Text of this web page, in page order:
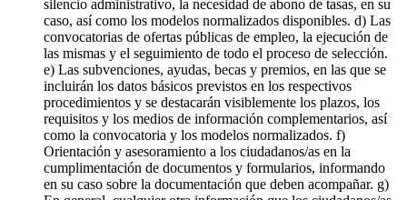
silencio administrativo, la necesidad de abono de tasas, en su
caso, así como los modelos normalizados disponibles. d) Las
convocatorias de ofertas públicas de empleo, la ejecución de
las mismas y el seguimiento de todo el proceso de selección.
e) Las subvenciones, ayudas, becas y premios, en las que se
incluirán los datos básicos previstos en los respectivos
procedimientos y se destacarán visiblemente los plazos, los
requisitos y los medios de información complementarios, así
como la convocatoria y los modelos normalizados. f)
Orientación y asesoramiento a los ciudadanos/as en la
cumplimentación de documentos y formularios, informando
en su caso sobre la documentación que deben acompañar. g)